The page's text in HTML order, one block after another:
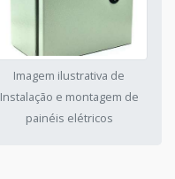
Imagem ilustrativa de
Instalação e montagem de
painéis elétricos